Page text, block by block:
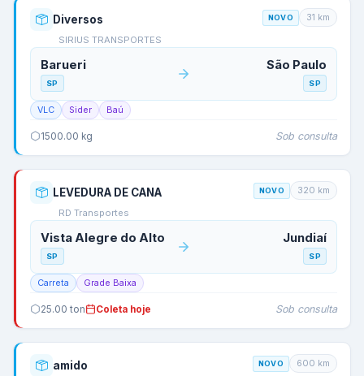
Diversos
SIRIUS TRANSPORTES
NOVO 31 km
Barueri
SP
São Paulo
SP
VLC Sider Baú
1500.00 kg Sob consulta
LEVEDURA DE CANA
RD Transportes
NOVO 320 km
Vista Alegre do Alto
SP
Jundiaí
SP
Carreta Grade Baixa
25.00 ton Coleta hoje Sob consulta
amido NOVO 600 km